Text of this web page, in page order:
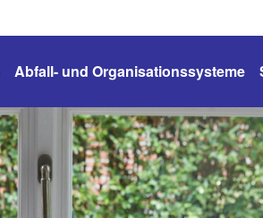
Abfall- und Organisationssysteme